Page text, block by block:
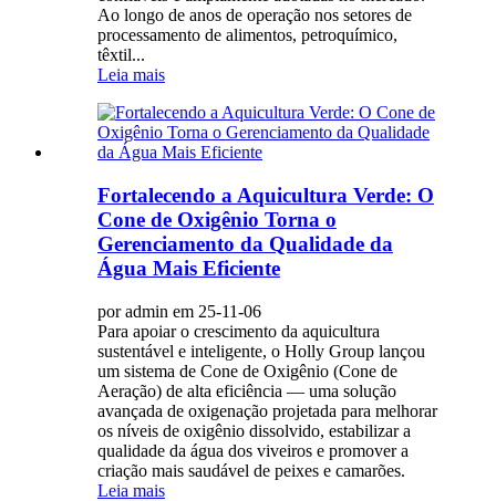
Ao longo de anos de operação nos setores de
processamento de alimentos, petroquímico,
têxtil...
Leia mais
Fortalecendo a Aquicultura Verde: O
Cone de Oxigênio Torna o
Gerenciamento da Qualidade da
Água Mais Eficiente
por admin em 25-11-06
Para apoiar o crescimento da aquicultura
sustentável e inteligente, o Holly Group lançou
um sistema de Cone de Oxigênio (Cone de
Aeração) de alta eficiência — uma solução
avançada de oxigenação projetada para melhorar
os níveis de oxigênio dissolvido, estabilizar a
qualidade da água dos viveiros e promover a
criação mais saudável de peixes e camarões.
Leia mais